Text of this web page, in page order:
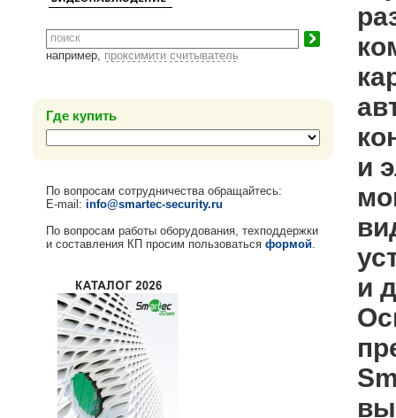
например, проксимити считыватель
Где купить
По вопросам сотрудничества обращайтесь:
E-mail: info@smartec-security.ru
По вопросам работы оборудования, техподдержки
и составления КП просим пользоваться формой
и
и